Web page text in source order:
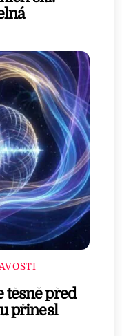
těsně před
přinesl